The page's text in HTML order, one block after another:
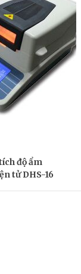
độ ẩm
tử DHS-16